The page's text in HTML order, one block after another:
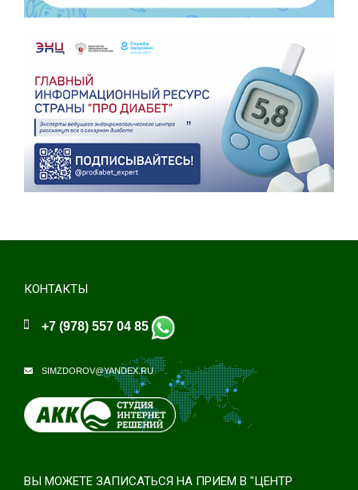
КОНТАКТЫ
+7 (978) 557 04 85
SIMZDOROV@YANDEX.RU
ВЫ МОЖЕТЕ ЗАПИСАТЬСЯ НА ПРИЕМ В "ЦЕНТР